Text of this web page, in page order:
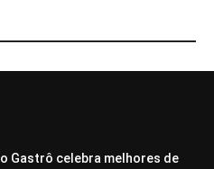
Gastrô celebra melhores de